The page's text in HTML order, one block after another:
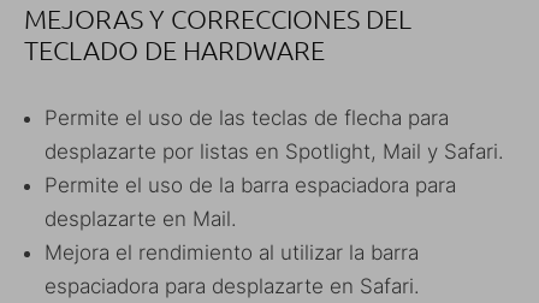
MEJORAS Y CORRECCIONES DEL
TECLADO DE HARDWARE
Permite el uso de las teclas de flecha para
desplazarte por listas en Spotlight, Mail y Safari.
Permite el uso de la barra espaciadora para
desplazarte en Mail.
Mejora el rendimiento al utilizar la barra
espaciadora para desplazarte en Safari.